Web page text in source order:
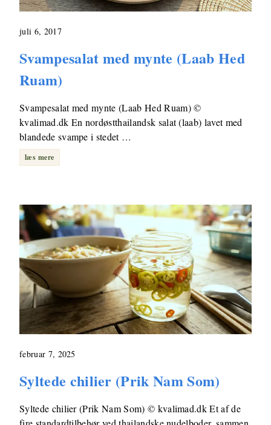
juli 6, 2017
Svampesalat med mynte (Laab Hed
Ruam)
Svampesalat med mynte (Laab Hed Ruam) ©
kvalimad.dk En nordøstthailandsk salat (laab) lavet med
blandede svampe i stedet …
læs mere
februar 7, 2025
Syltede chilier (Prik Nam Som)
Syltede chilier (Prik Nam Som) © kvalimad.dk Et af de